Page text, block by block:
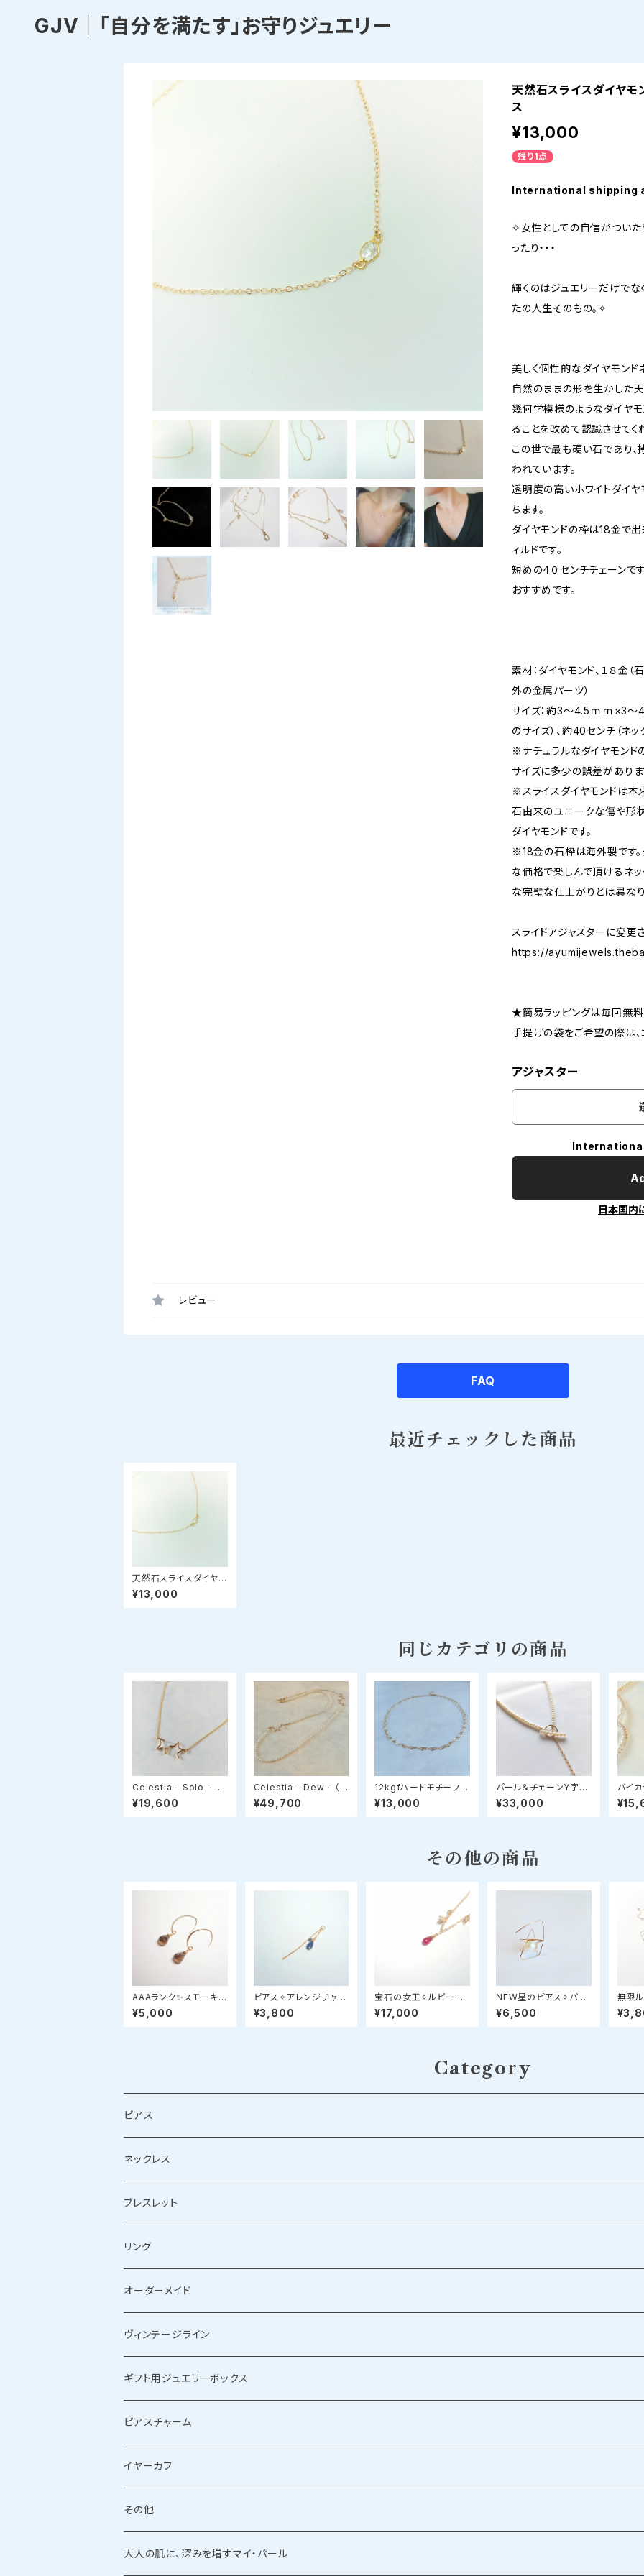
GJV｜「自分を満たす」お守りジュエリー
天然石スライスダイヤモ
ス
¥13,000
残り1点
International shipping
✧女性としての自信がついた
ったり・・・
輝くのはジュエリーだけで
たの人生そのもの。✧
美しく個性的なダイヤモンド
自然のままの形を生かした
幾何学模様のようなダイヤ
ることを改めて認識させてく
この世で最も硬い石であり
われています。
透明度の高いホワイトダイヤ
ちます。
ダイヤモンドの枠は18金で出
ィルドです。
短めの４０センチチェーンで
おすすめです。
素材：ダイヤモンド、１８金（
外の金属パーツ）
サイズ：約3～4.5ｍｍ×3～
のサイズ）、約40センチ（ネ
※ナチュラルなダイヤモンド
サイズに多少の誤差があり
※スライスダイヤモンドは本
石由来のユニークな傷や形
ダイヤモンドです。
※18金の石枠は海外製です。
な価格で楽しんで頂けるネッ
な完璧な仕上がりとは異な
スライドアジャスターに変
https://
★簡易ラッピングは毎回無料
手提げの袋をご希望の際は、
アジャスター
日本国内
レビュー
FAQ
最近チェックした商品
天然石スライスダイヤモ
ンドのシンプルゴールド
ネックレス
¥13,000
同じカテゴリの商品
Celestia - Solo -
（セレスティア・ソロ）星
モチーフ✧スライドアジ
¥19,600
Celestia - Dew - （セ
レスティア・デュー）星モ
チーフ✧ロングパールネ
¥49,700
12kgfハートモチーフチ
ェーンネックレス 選べ
る長さ40-45cm
¥13,000
パール＆チェーンY字マ
ンテルネックレス
¥33,000
バイ
ックレ
ム）
その他の商品
AAAランク✨スモーキー
クォーツのシンプルピア
ス
¥5,000
ピアス✧アレンジチャー
ム✧ブルーサファイア
¥3,800
宝石の女王✧ルビーの
ネックレス
¥17,000
NEW星のピアス✧パー
ルで彩るstar bright je
welry✧
¥6,500
無限
エリ
ニ）
Category
ピアス
シルバーピアス
ゴールドピアス
ネックレス
シルバーネックレス
ゴールドネックレス
ブレスレット
シルバーブレスレット
ゴールドブレスレット
リング
シルバーリング
ゴールドリング
オーダーメイド
ヴィンテージライン
ギフト用ジュエリーボックス
ピアスチャーム
イヤーカフ
その他
大人の肌に、深みを増すマイ・パール